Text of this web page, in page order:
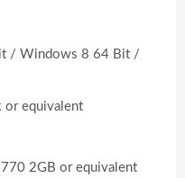
/ Windows 8 64 Bit /
or equivalent
770 2GB or equivalent